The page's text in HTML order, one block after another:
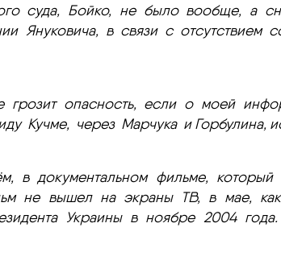
суда, Бойко, не было вообще, а
Януковича, в связи с отсутствием
опасность, если о моей
Кучме, через Марчука и Горбулина,
документальном фильме, который
не вышел на экраны ТВ, в мае,
Украины в ноябре 2004